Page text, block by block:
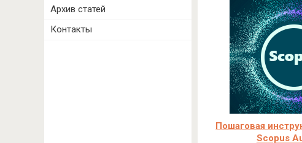
Пошаговая
Scopus
Архив статей
Контакты